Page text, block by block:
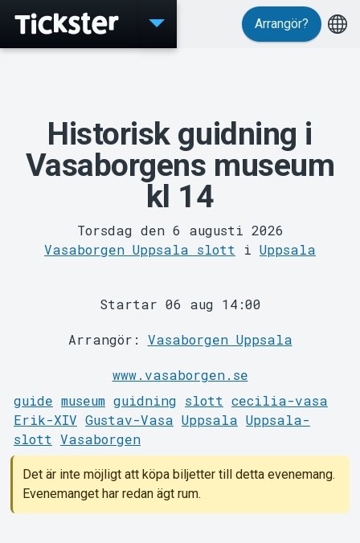
MyTickster
Support
Arrangör?
Historisk guidning i
Vasaborgens museum
kl 14
Torsdag den 6 augusti 2026
Vasaborgen Uppsala slott i Uppsala
Startar 06 aug 14:00
Arrangör: Vasaborgen Uppsala
www.vasaborgen.se
guide museum guidning slott cecilia-vasa
Erik-XIV Gustav-Vasa Uppsala Uppsala-
slott Vasaborgen
Det är inte möjligt att köpa biljetter till detta evenemang.
Evenemanget har redan ägt rum.